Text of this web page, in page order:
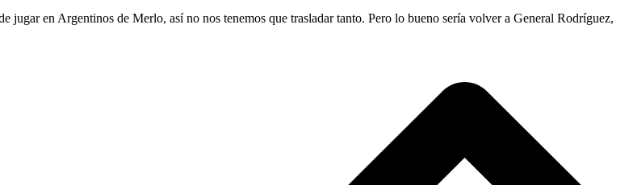
jugar en Argentinos de Merlo, así no nos tenemos que trasladar tanto. Pero lo bueno sería volver a General Rodríguez,